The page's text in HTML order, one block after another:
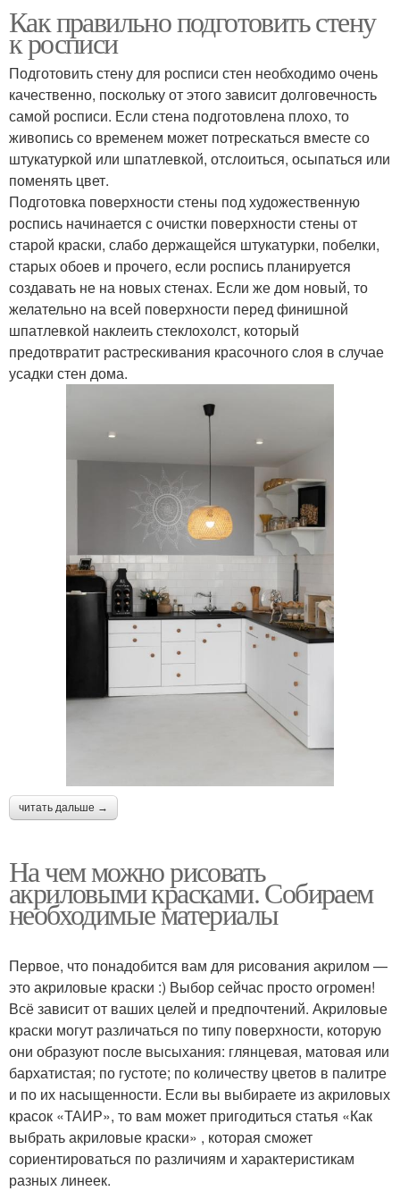
Как правильно подготовить стену
к росписи
Подготовить стену для росписи стен необходимо очень
качественно, поскольку от этого зависит долговечность
самой росписи. Если стена подготовлена плохо, то
живопись со временем может потрескаться вместе со
штукатуркой или шпатлевкой, отслоиться, осыпаться или
поменять цвет.
Подготовка поверхности стены под художественную
роспись начинается с очистки поверхности стены от
старой краски, слабо держащейся штукатурки, побелки,
старых обоев и прочего, если роспись планируется
создавать не на новых стенах. Если же дом новый, то
желательно на всей поверхности перед финишной
шпатлевкой наклеить стеклохолст, который
предотвратит растрескивания красочного слоя в случае
усадки стен дома.
читать дальше →
На чем можно рисовать
акриловыми красками. Собираем
необходимые материалы
Первое, что понадобится вам для рисования акрилом —
это акриловые краски :) Выбор сейчас просто огромен!
Всё зависит от ваших целей и предпочтений. Акриловые
краски могут различаться по типу поверхности, которую
они образуют после высыхания: глянцевая, матовая или
бархатистая; по густоте; по количеству цветов в палитре
и по их насыщенности. Если вы выбираете из акриловых
красок «ТАИР», то вам может пригодиться статья «Как
выбрать акриловые краски» , которая сможет
сориентироваться по различиям и характеристикам
разных линеек.